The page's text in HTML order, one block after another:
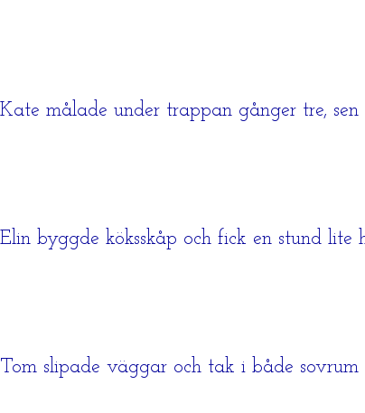
Kate målade under trappan gånger tre,
Elin byggde köksskåp och fick en stund
Tom slipade väggar och tak i både sovrum